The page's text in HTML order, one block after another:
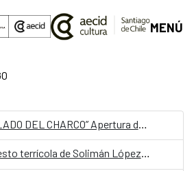
MENÚ
“LORCA, AL OTRO LADO DEL CHARCO” Apertura de proceso
Exposición Manifiesto terrícola de Solimán López. Curaduría: Ruth Geoffroy